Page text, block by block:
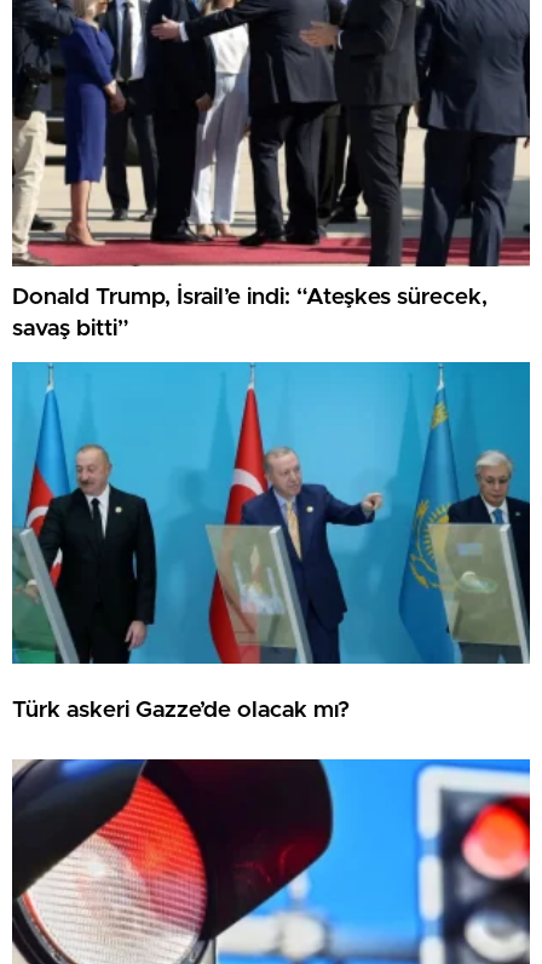
Donald Trump, İsrail’e indi: “Ateşkes sürecek,
savaş bitti”
Türk askeri Gazze’de olacak mı?